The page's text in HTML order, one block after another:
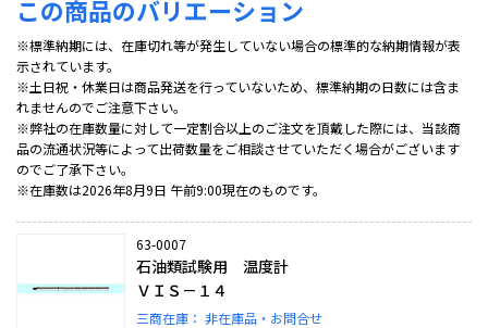
この商品のバリエーション
※標準納期には、在庫切れ等が発生していない場合の標準的な納期情報が表
示されています。
※土日祝・休業日は商品発送を行っていないため、標準納期の日数には含ま
れませんのでご注意下さい。
※弊社の在庫数量に対して一定割合以上のご注文を頂戴した際には、当該商
品の流通状況等によって出荷数量をご相談させていただく場合がございます
のでご了承下さい。
※在庫数は2026年8月9日 午前9:00現在のものです。
63-0007
石油類試験用 温度計
ＶＩＳ－１４
三商在庫： 非在庫品・お問合せ